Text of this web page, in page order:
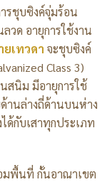
รชุบซิงค์จุ่มร้อน
วด อายุการใช้งาน
ยเทวดา จะชุบซิงค์
Class 3)
สนิม มีอายุการใช้
านล่างถี่ด้านบนห่าง
ด้กับเสาทุกประเภท
มพื้นที่ กั้นอาณาเขต